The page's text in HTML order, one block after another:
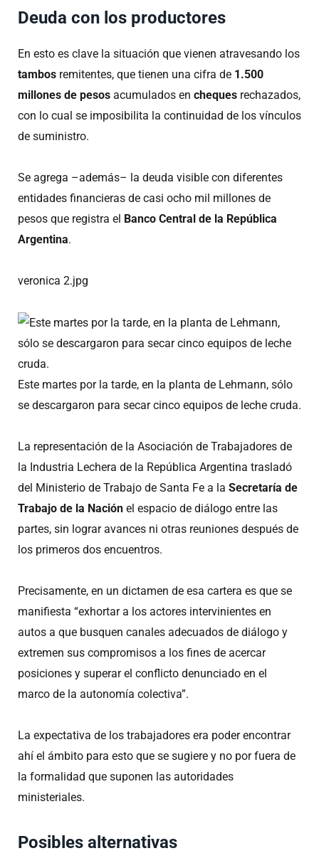
Deuda con los productores
En esto es clave la situación que vienen atravesando los
tambos remitentes, que tienen una cifra de 1.500
millones de pesos acumulados en cheques rechazados,
con lo cual se imposibilita la continuidad de los vínculos
de suministro.
Se agrega –además– la deuda visible con diferentes
entidades financieras de casi ocho mil millones de
pesos que registra el Banco Central de la República
Argentina.
veronica 2.jpg
Este martes por la tarde, en la planta de Lehmann, sólo
se descargaron para secar cinco equipos de leche cruda.
La representación de la Asociación de Trabajadores de
la Industria Lechera de la República Argentina trasladó
del Ministerio de Trabajo de Santa Fe a la Secretaría de
Trabajo de la Nación el espacio de diálogo entre las
partes, sin lograr avances ni otras reuniones después de
los primeros dos encuentros.
Precisamente, en un dictamen de esa cartera es que se
manifiesta “exhortar a los actores intervinientes en
autos a que busquen canales adecuados de diálogo y
extremen sus compromisos a los fines de acercar
posiciones y superar el conflicto denunciado en el
marco de la autonomía colectiva”.
La expectativa de los trabajadores era poder encontrar
ahí el ámbito para esto que se sugiere y no por fuera de
la formalidad que suponen las autoridades
ministeriales.
Posibles alternativas